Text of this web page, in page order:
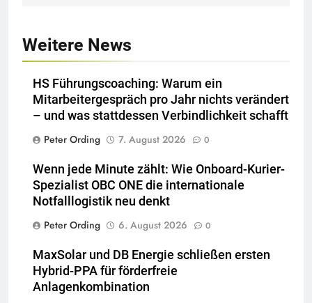
Weitere News
HS Führungscoaching: Warum ein
Mitarbeitergespräch pro Jahr nichts verändert
– und was stattdessen Verbindlichkeit schafft
Peter Ording
7. August 2026 0
Wenn jede Minute zählt: Wie Onboard-Kurier-
Spezialist OBC ONE die internationale
Notfalllogistik neu denkt
Peter Ording
6. August 2026 0
MaxSolar und DB Energie schließen ersten
Hybrid-PPA für förderfreie
Anlagenkombination